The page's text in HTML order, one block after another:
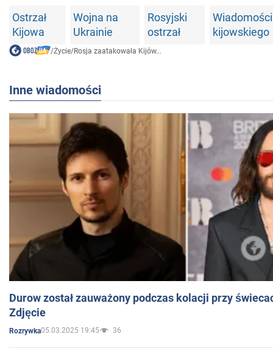
Ostrzał
Kijowa
Wojna na
Ukrainie
Rosyjski
ostrzał
kijowskiego
/Życie/Rosja zaatakowała Kijów...
Inne wiadomości
Durow został zauważony podczas kolacji przy
Zdjęcie
Rozrywka05.03.2025 19:45 36